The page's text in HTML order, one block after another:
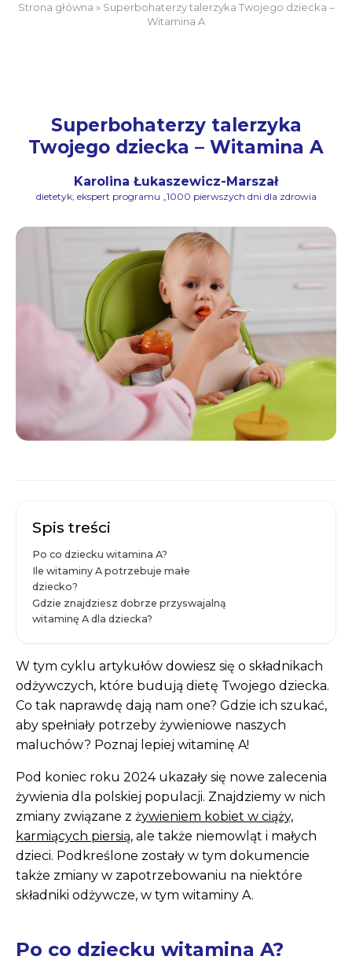
Strona główna » Superbohaterzy talerzyka Twojego dziecka –
Witamina A
Superbohaterzy talerzyka
Twojego dziecka – Witamina A
Karolina Łukaszewicz-Marszał
dietetyk, ekspert programu „1000 pierwszych dni dla zdrowia
Spis treści
Po co dziecku witamina A?
Ile witaminy A potrzebuje małe
dziecko?
Gdzie znajdziesz dobrze przyswajalną
witaminę A dla dziecka?
W tym cyklu artykułów dowiesz się o składnikach
odżywczych, które budują dietę Twojego dziecka.
Co tak naprawdę dają nam one? Gdzie ich szukać,
aby spełniały potrzeby żywieniowe naszych
maluchów? Poznaj lepiej witaminę A!
Pod koniec roku 2024 ukazały się nowe zalecenia
żywienia dla polskiej populacji. Znajdziemy w nich
zmiany związane z żywieniem kobiet w ciąży,
karmiących piersią, ale także niemowląt i małych
dzieci. Podkreślone zostały w tym dokumencie
także zmiany w zapotrzebowaniu na niektóre
składniki odżywcze, w tym witaminy A.
Po co dziecku witamina A?